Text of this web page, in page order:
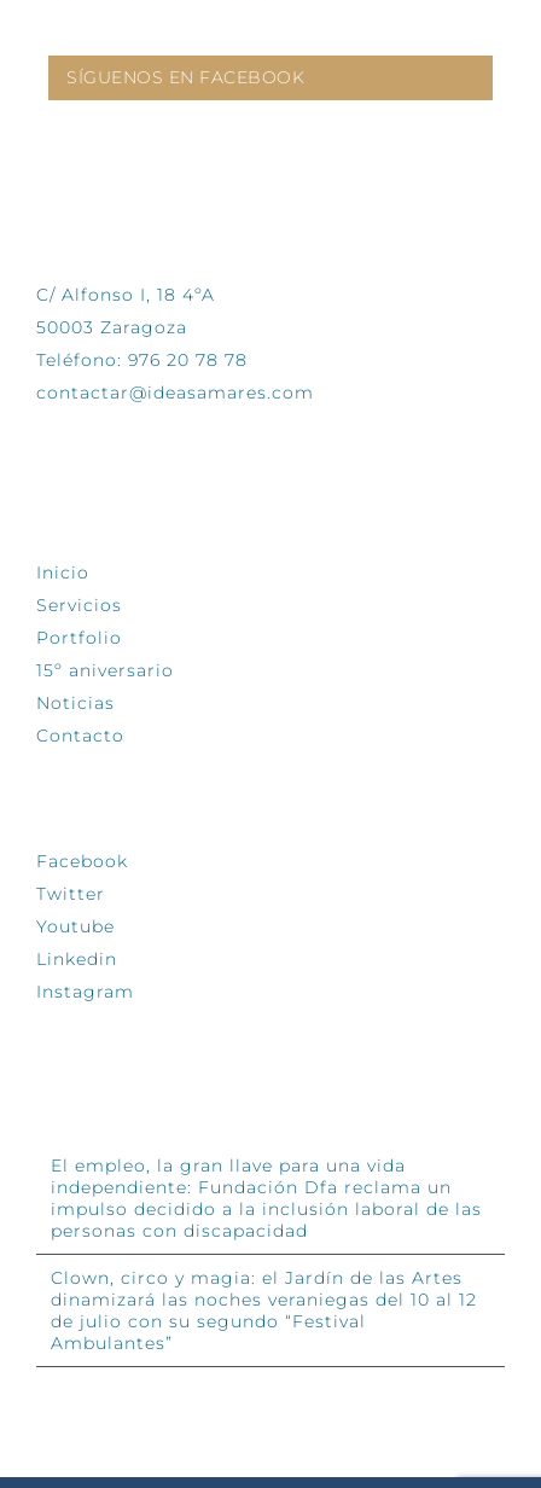
SÍGUENOS EN FACEBOOK
C/ Alfonso I, 18 4ºA
50003 Zaragoza
Teléfono: 976 20 78 78
contactar@ideasamares.com
Inicio
Servicios
Portfolio
15º aniversario
Noticias
Contacto
Facebook
Twitter
Youtube
Linkedin
Instagram
El empleo, la gran llave para una vida
independiente: Fundación Dfa reclama un
impulso decidido a la inclusión laboral de las
personas con discapacidad
Clown, circo y magia: el Jardín de las Artes
dinamizará las noches veraniegas del 10 al 12
de julio con su segundo “Festival
Ambulantes”